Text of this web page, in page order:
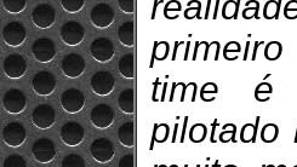
time é
pilotado